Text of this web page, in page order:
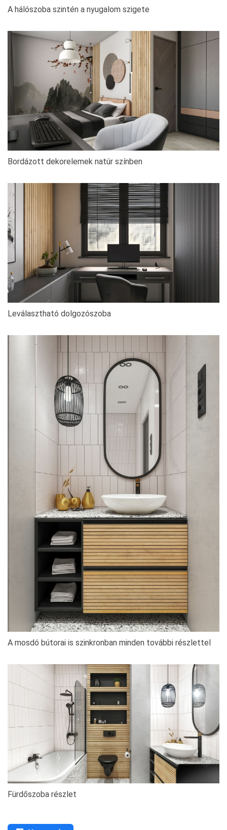
A hálószoba szintén a nyugalom szigete
Bordázott dekorelemek natúr színben
Leválasztható dolgozószoba
A mosdó bútorai is szinkronban minden további részlettel
Fürdőszoba részlet